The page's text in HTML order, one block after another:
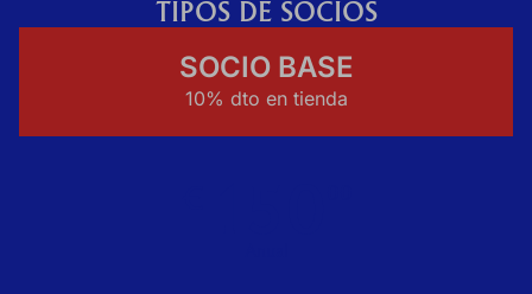
TIPOS DE SOCIOS
SOCIO BASE
10% dto en tienda